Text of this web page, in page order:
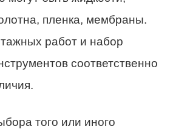
пленка, мембраны.
работ и набор
соответственно
того или иного